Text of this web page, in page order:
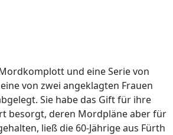
und eine Serie von
von zwei angeklagten Frauen
Sie habe das Gift für ihre
besorgt, deren Mordpläne aber für
ließ die 60-Jährige aus Fürth